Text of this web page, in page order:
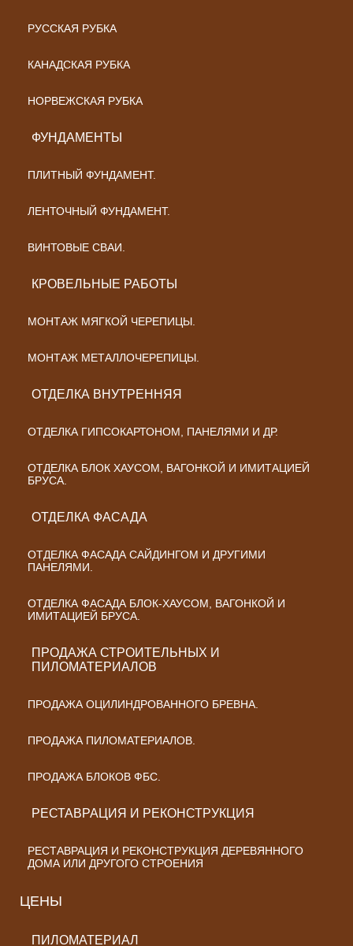
РУССКАЯ РУБКА
КАНАДСКАЯ РУБКА
НОРВЕЖСКАЯ РУБКА
ФУНДАМЕНТЫ
ПЛИТНЫЙ ФУНДАМЕНТ.
ЛЕНТОЧНЫЙ ФУНДАМЕНТ.
ВИНТОВЫЕ СВАИ.
КРОВЕЛЬНЫЕ РАБОТЫ
МОНТАЖ МЯГКОЙ ЧЕРЕПИЦЫ.
МОНТАЖ МЕТАЛЛОЧЕРЕПИЦЫ.
ОТДЕЛКА ВНУТРЕННЯЯ
ОТДЕЛКА ГИПСОКАРТОНОМ, ПАНЕЛЯМИ И ДР.
ОТДЕЛКА БЛОК ХАУСОМ, ВАГОНКОЙ И ИМИТАЦИЕЙ
БРУСА.
ОТДЕЛКА ФАСАДА
ОТДЕЛКА ФАСАДА САЙДИНГОМ И ДРУГИМИ
ПАНЕЛЯМИ.
ОТДЕЛКА ФАСАДА БЛОК-ХАУСОМ, ВАГОНКОЙ И
ИМИТАЦИЕЙ БРУСА.
ПРОДАЖА СТРОИТЕЛЬНЫХ И
ПИЛОМАТЕРИАЛОВ
ПРОДАЖА ОЦИЛИНДРОВАННОГО БРЕВНА.
ПРОДАЖА ПИЛОМАТЕРИАЛОВ.
ПРОДАЖА БЛОКОВ ФБС.
РЕСТАВРАЦИЯ И РЕКОНСТРУКЦИЯ
РЕСТАВРАЦИЯ И РЕКОНСТРУКЦИЯ ДЕРЕВЯННОГО
ДОМА ИЛИ ДРУГОГО СТРОЕНИЯ
ЦЕНЫ
ПИЛОМАТЕРИАЛ